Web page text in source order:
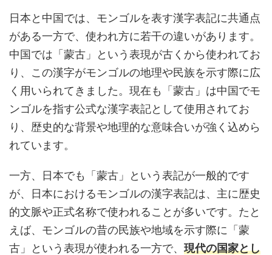
日本と中国では、モンゴルを表す漢字表記に共通点
がある一方で、使われ方に若干の違いがあります。
中国では「蒙古」という表現が古くから使われてお
り、この漢字がモンゴルの地理や民族を示す際に広
く用いられてきました。現在も「蒙古」は中国でモ
ンゴルを指す公式な漢字表記として使用されてお
り、歴史的な背景や地理的な意味合いが強く込めら
れています。
一方、日本でも「蒙古」という表記が一般的です
が、日本におけるモンゴルの漢字表記は、主に歴史
的文脈や正式名称で使われることが多いです。たと
えば、モンゴルの昔の民族や地域を示す際に「蒙
古」という表現が使われる一方で、 現代の国家とし